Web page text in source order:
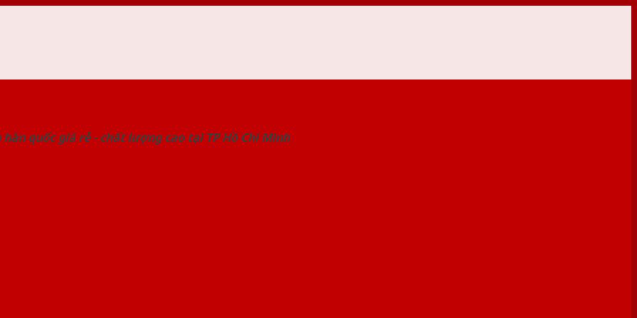
quốc giá rẻ - chất lượng cao tại TP Hồ Chí Minh